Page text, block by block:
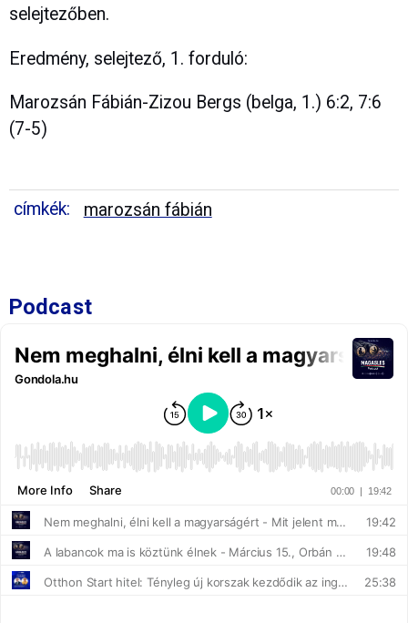
selejtezőben.
Eredmény, selejtező, 1. forduló:
Marozsán Fábián-Zizou Bergs (belga, 1.) 6:2, 7:6
(7-5)
címkék: marozsán fábián
Podcast